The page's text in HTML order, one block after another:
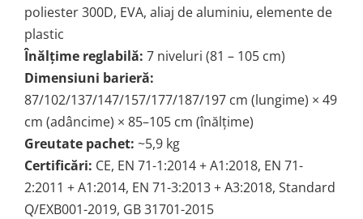
poliester 300D, EVA, aliaj de aluminiu, elemente de
plastic
Înălțime reglabilă: 7 niveluri (81 – 105 cm)
Dimensiuni barieră:
87/102/137/147/157/177/187/197 cm (lungime) × 49
cm (adâncime) × 85–105 cm (înălțime)
Greutate pachet: ~5,9 kg
Certificări: CE, EN 71-1:2014 + A1:2018, EN 71-
2:2011 + A1:2014, EN 71-3:2013 + A3:2018, Standard
Q/EXB001-2019, GB 31701-2015